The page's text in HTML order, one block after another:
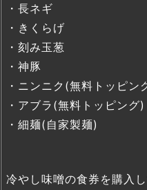
・長ネギ
・きくらげ
・刻み玉葱
・神豚
・ニンニク(無料トッピン
・アブラ(無料トッピング)
・細麺(自家製麺)
冷やし味噌の食券を購入